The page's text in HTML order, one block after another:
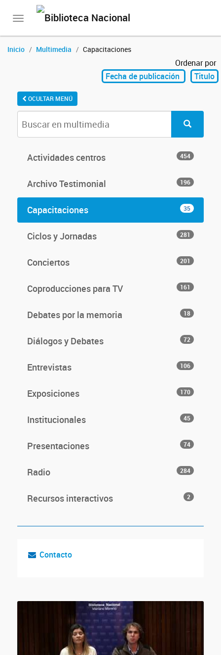
Toggle
Inicio Multimedia Capacitaciones
Ordenar por
Fecha de publicación
Titulo
OCULTAR MENÚ
Actividades centros 454
Archivo Testimonial 196
Capacitaciones 35
Ciclos y Jornadas 281
Conciertos 201
Coproducciones para TV 161
Debates por la memoria 18
Diálogos y Debates 72
Entrevistas 106
Exposiciones 170
Institucionales 45
Presentaciones 74
Radio 284
Recursos interactivos 2
Contacto